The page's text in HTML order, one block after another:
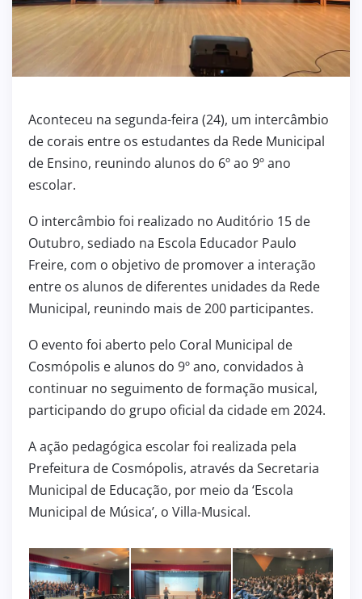
Aconteceu na segunda-feira (24), um intercâmbio
de corais entre os estudantes da Rede Municipal
de Ensino, reunindo alunos do 6º ao 9º ano
escolar.
O intercâmbio foi realizado no Auditório 15 de
Outubro, sediado na Escola Educador Paulo
Freire, com o objetivo de promover a interação
entre os alunos de diferentes unidades da Rede
Municipal, reunindo mais de 200 participantes.
O evento foi aberto pelo Coral Municipal de
Cosmópolis e alunos do 9º ano, convidados à
continuar no seguimento de formação musical,
participando do grupo oficial da cidade em 2024.
A ação pedagógica escolar foi realizada pela
Prefeitura de Cosmópolis, através da Secretaria
Municipal de Educação, por meio da ‘Escola
Municipal de Música’, o Villa-Musical.